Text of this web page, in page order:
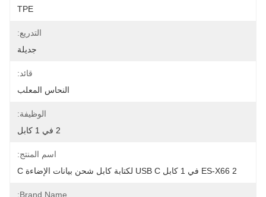
TPE
التدريع:
جديلة
قائد:
النحاس المعلب
الوظيفة:
2 في 1 كابل
اسم المنتج:
ES-X66 2 في 1 كابل USB C لكتابة كابل شحن بيانات الإضاءة C
Brand Name: